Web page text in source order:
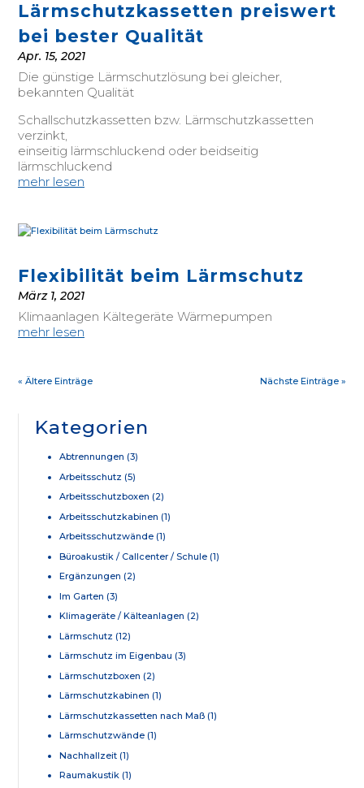
Lärmschutzkassetten preiswert
bei bester Qualität
Apr. 15, 2021
Die günstige Lärmschutzlösung bei gleicher,
bekannten Qualität
Schallschutzkassetten bzw. Lärmschutzkassetten
verzinkt,
einseitig lärmschluckend oder beidseitig
lärmschluckend
mehr lesen
Flexibilität beim Lärmschutz
März 1, 2021
Klimaanlagen Kältegeräte Wärmepumpen
mehr lesen
« Ältere Einträge Nächste Einträge »
Kategorien
Abtrennungen (3)
Arbeitsschutz (5)
Arbeitsschutzboxen (2)
Arbeitsschutzkabinen (1)
Arbeitsschutzwände (1)
Büroakustik / Callcenter / Schule (1)
Ergänzungen (2)
Im Garten (3)
Klimageräte / Kälteanlagen (2)
Lärmschutz (12)
Lärmschutz im Eigenbau (3)
Lärmschutzboxen (2)
Lärmschutzkabinen (1)
Lärmschutzkassetten nach Maß (1)
Lärmschutzwände (1)
Nachhallzeit (1)
Raumakustik (1)